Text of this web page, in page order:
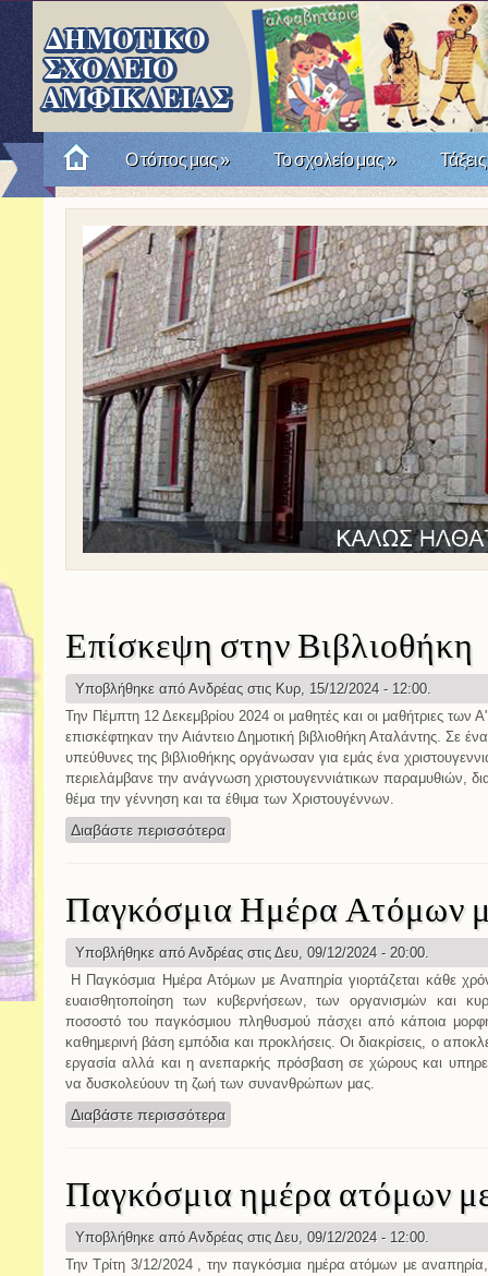
Ο τόπος μας» Το σχολείο μας» Τάξεις
Πώς θυμόμαστε την Επανάσταση του '21; Μια
Επίσκεψη στην Βιβλιοθήκη
Υποβλήθηκε από Ανδρέας στις Κυρ, 15/12/2024 - 12:00.
Την Πέμπτη 12 Δεκεμβρίου 2024 οι μαθητές και οι μαθήτριες των
επισκέφτηκαν την Αιάντειο Δημοτική βιβλιοθήκη Αταλάντης. Σε
υπεύθυνες της βιβλιοθήκης οργάνωσαν για εμάς ένα
περιελάμβανε την ανάγνωση χριστουγεννιάτικων παραμυθιών,
θέμα την γέννηση και τα έθιμα των Χριστουγέννων.
Διαβάστε περισσότερα
Παγκόσμια Ημέρα Ατόμων
Υποβλήθηκε από Ανδρέας στις Δευ, 09/12/2024 - 20:00.
Η Παγκόσμια Ημέρα Ατόμων με Αναπηρία γιορτάζεται κάθε
ευαισθητοποίηση των κυβερνήσεων, των οργανισμών και
ποσοστό του παγκόσμιου πληθυσμού πάσχει από κάποια μορφή
καθημερινή βάση εμπόδια και προκλήσεις. Οι διακρίσεις, ο
εργασία αλλά και η ανεπαρκής πρόσβαση σε χώρους και
να δυσκολεύουν τη ζωή των συνανθρώπων μας.
Διαβάστε περισσότερα
Παγκόσμια ημέρα ατόμων
Υποβλήθηκε από Ανδρέας στις Δευ, 09/12/2024 - 12:00.
Την Τρίτη 3/12/2024 , την παγκόσμια ημέρα ατόμων με